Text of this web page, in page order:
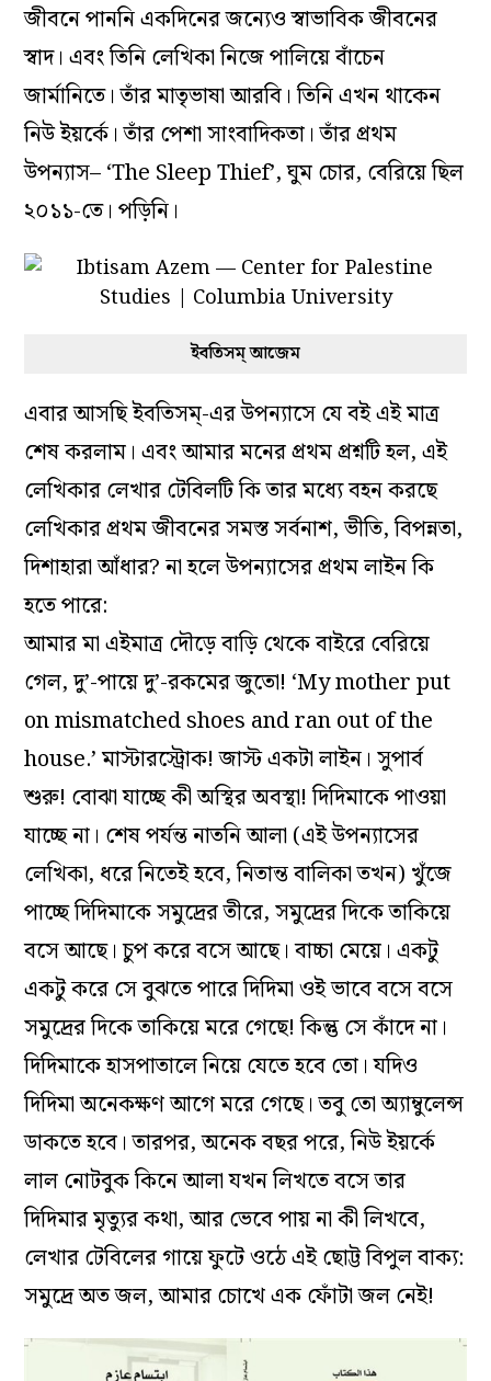
জীবনে পাননি একদিনের জন্যেও স্বাভাবিক জীবনের
স্বাদ। এবং তিনি লেখিকা নিজে পালিয়ে বাঁচেন
জার্মানিতে। তাঁর মাতৃভাষা আরবি। তিনি এখন থাকেন
নিউ ইয়র্কে। তাঁর পেশা সাংবাদিকতা। তাঁর প্রথম
উপন্যাস– ‘The Sleep Thief’, ঘুম চোর, বেরিয়ে ছিল
২০১১-তে। পড়িনি।
ইবতিসম্ আজেম
এবার আসছি ইবতিসম্-এর উপন্যাসে যে বই এই মাত্র
শেষ করলাম। এবং আমার মনের প্রথম প্রশ্নটি হল, এই
লেখিকার লেখার টেবিলটি কি তার মধ্যে বহন করছে
লেখিকার প্রথম জীবনের সমস্ত সর্বনাশ, ভীতি, বিপন্নতা,
দিশাহারা আঁধার? না হলে উপন্যাসের প্রথম লাইন কি
হতে পারে:
আমার মা এইমাত্র দৌড়ে বাড়ি থেকে বাইরে বেরিয়ে
গেল, দু’-পায়ে দু’-রকমের জুতো! ‘My mother put
on mismatched shoes and ran out of the
house.’ মাস্টারস্ট্রোক! জাস্ট একটা লাইন। সুপার্ব
শুরু! বোঝা যাচ্ছে কী অস্থির অবস্থা! দিদিমাকে পাওয়া
যাচ্ছে না। শেষ পর্যন্ত নাতনি আলা (এই উপন্যাসের
লেখিকা, ধরে নিতেই হবে, নিতান্ত বালিকা তখন) খুঁজে
পাচ্ছে দিদিমাকে সমুদ্রের তীরে, সমুদ্রের দিকে তাকিয়ে
বসে আছে। চুপ করে বসে আছে। বাচ্চা মেয়ে। একটু
একটু করে সে বুঝতে পারে দিদিমা ওই ভাবে বসে বসে
সমুদ্রের দিকে তাকিয়ে মরে গেছে! কিন্তু সে কাঁদে না।
দিদিমাকে হাসপাতালে নিয়ে যেতে হবে তো। যদিও
দিদিমা অনেকক্ষণ আগে মরে গেছে। তবু তো অ্যাম্বুলেন্স
ডাকতে হবে। তারপর, অনেক বছর পরে, নিউ ইয়র্কে
লাল নোটবুক কিনে আলা যখন লিখতে বসে তার
দিদিমার মৃত্যুর কথা, আর ভেবে পায় না কী লিখবে,
লেখার টেবিলের গায়ে ফুটে ওঠে এই ছোট্ট বিপুল বাক্য:
সমুদ্রে অত জল, আমার চোখে এক ফোঁটা জল নেই!